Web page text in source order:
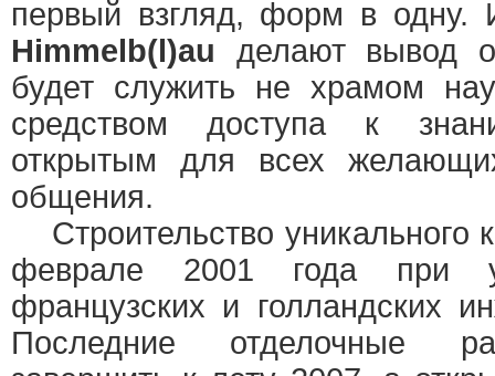
первый взгляд, форм в одну.
Himmelb(l)au делают вывод
будет служить не храмом
средством доступа к
открытым для всех
общения.
Строительство уникального
феврале 2001 года при
французских и голландских
Последние отделочные